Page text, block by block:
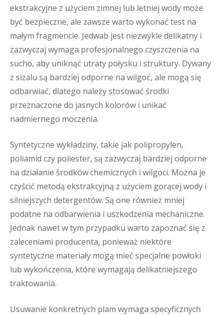
ekstrakcyjne z użyciem zimnej lub letniej wody może
być bezpieczne, ale zawsze warto wykonać test na
małym fragmencie. Jedwab jest niezwykle delikatny i
zazwyczaj wymaga profesjonalnego czyszczenia na
sucho, aby uniknąć utraty połysku i struktury. Dywany
z sizalu są bardziej odporne na wilgoć, ale mogą się
odbarwiać, dlatego należy stosować środki
przeznaczone do jasnych kolorów i unikać
nadmiernego moczenia.
Syntetyczne wykładziny, takie jak polipropylen,
poliamid czy poliester, są zazwyczaj bardziej odporne
na działanie środków chemicznych i wilgoci. Można je
czyścić metodą ekstrakcyjną z użyciem gorącej wody i
silniejszych detergentów. Są one również mniej
podatne na odbarwienia i uszkodzenia mechaniczne.
Jednak nawet w tym przypadku warto zapoznać się z
zaleceniami producenta, ponieważ niektóre
syntetyczne materiały mogą mieć specjalne powłoki
lub wykończenia, które wymagają delikatniejszego
traktowania.
Usuwanie konkretnych plam wymaga specyficznych